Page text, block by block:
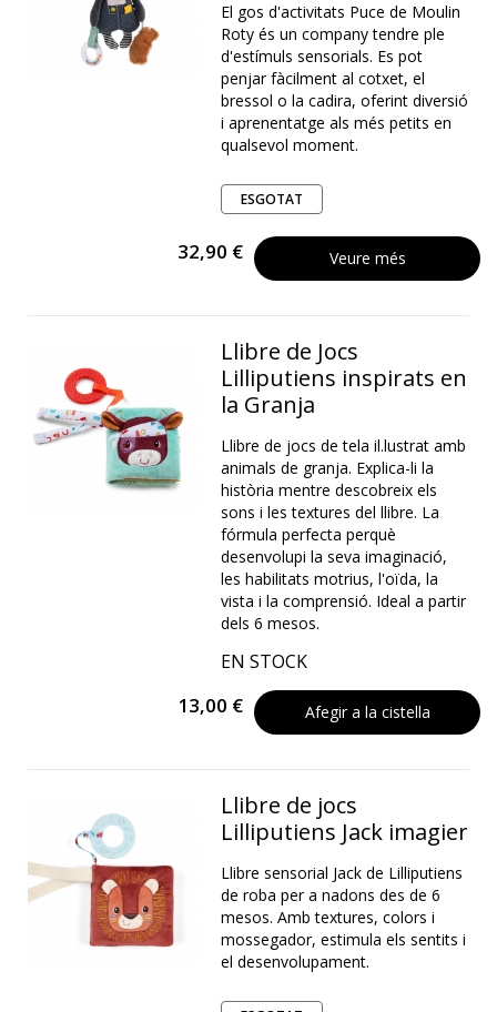
El gos d'activitats Puce de Moulin
Roty és un company tendre ple
d'estímuls sensorials. Es pot
penjar fàcilment al cotxet, el
bressol o la cadira, oferint diversió
i aprenentatge als més petits en
qualsevol moment.
ESGOTAT
32,90 € Veure més
Llibre de Jocs
Lilliputiens inspirats en
la Granja
Llibre de jocs de tela il.lustrat amb
animals de granja. Explica-li la
història mentre descobreix els
sons i les textures del llibre. La
fórmula perfecta perquè
desenvolupi la seva imaginació,
les habilitats motrius, l'oïda, la
vista i la comprensió. Ideal a partir
dels 6 mesos.
EN STOCK
13,00 € Afegir a la cistella
Llibre de jocs
Lilliputiens Jack imagier
Llibre sensorial Jack de Lilliputiens
de roba per a nadons des de 6
mesos. Amb textures, colors i
mossegador, estimula els sentits i
el desenvolupament.